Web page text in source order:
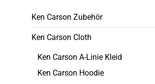
Ken Carson Zubehör
Ken Carson Cloth
Ken Carson A-Linie Kleid
Ken Carson Hoodie